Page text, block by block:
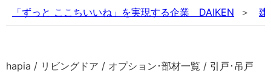
「ずっと ここちいいね」を実現する企業 DAIKEN 建
hapia / リビングドア / オプション･部材一覧 / 引戸･吊戸